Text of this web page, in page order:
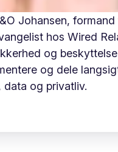
Johansen,
hos Wired
og
og dele
og privatliv.